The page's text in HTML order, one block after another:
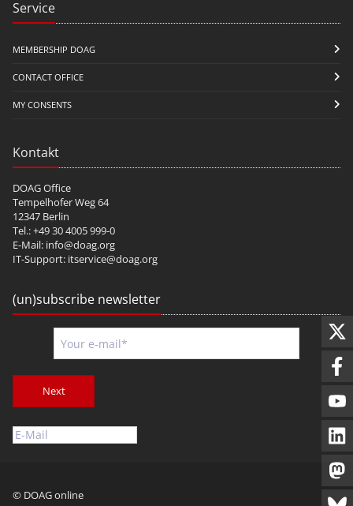
Service
MEMBERSHIP DOAG
CONTACT OFFICE
MY CONSENTS
Kontakt
DOAG Office
Tempelhofer Weg 64
12347 Berlin
Tel.: +49 30 4005 999-0
E-Mail: info@doag.org
IT-Support: itservice@doag.org
(un)subscribe newsletter
Next
© DOAG online